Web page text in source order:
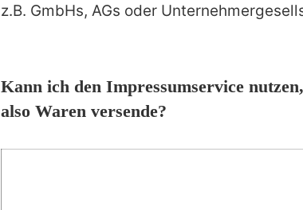
z.B. GmbHs, AGs oder
Kann ich den Impressumservice
also Waren versende?